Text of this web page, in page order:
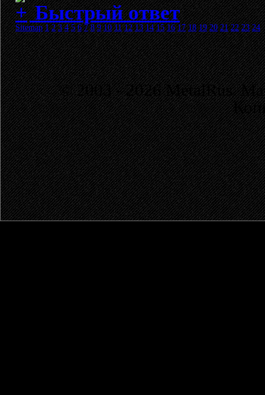
Быстрый ответ
Sitemap 1 2 3 4 5 6 7 8 9 10 11 12 13 14 15 16 17 18 19 20 21 22 23 24
© 2003 - 2026 MetalRus.